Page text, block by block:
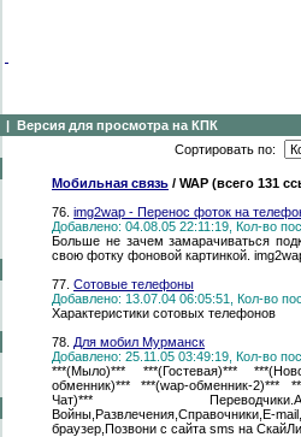
| Версия для просмотра на КПК
Сортировать по:
Мобильная связь / WAP (всего 131
76. img2wap - Перенос фоток на
Добавлено: 04.08.05 22:11:19, Кол-во
Больше не зачем замарачиваться
свою фотку фоновой картинкой.
77. Сотовые телефоны
Добавлено: 13.07.04 06:05:51, Кол-во
Характеристики сотовых телефонов
78. Для мобил Мурманск
Добавлено: 25.11.05 03:49:19, Кол-во
***(Мыло)*** ***(Гостевая)***
обменник)*** ***(wap-обменник-2)***
Чат)***
браузер,Позвони с сайта sms на